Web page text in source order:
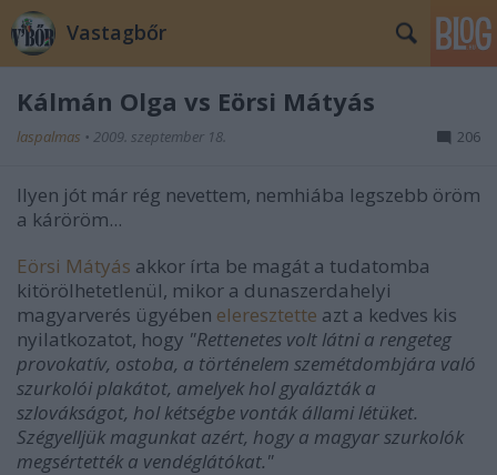
Vastagbőr
Kálmán Olga vs Eörsi Mátyás
laspalmas • 2009. szeptember 18. 206
Ilyen jót már rég nevettem, nemhiába legszebb öröm
a káröröm...
Eörsi Mátyás akkor írta be magát a tudatomba
kitörölhetetlenül, mikor a dunaszerdahelyi
magyarverés ügyében eleresztette azt a kedves kis
nyilatkozatot, hogy "Rettenetes volt látni a rengeteg
provokatív, ostoba, a történelem szemétdombjára való
szurkolói plakátot, amelyek hol gyalázták a
szlovákságot, hol kétségbe vonták állami létüket.
Szégyelljük magunkat azért, hogy a magyar szurkolók
megsértették a vendéglátókat."